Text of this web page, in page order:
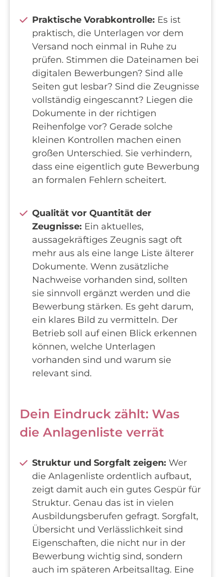
Praktische Vorabkontrolle: Es ist
praktisch, die Unterlagen vor dem
Versand noch einmal in Ruhe zu
prüfen. Stimmen die Dateinamen bei
digitalen Bewerbungen? Sind alle
Seiten gut lesbar? Sind die Zeugnisse
vollständig eingescannt? Liegen die
Dokumente in der richtigen
Reihenfolge vor? Gerade solche
kleinen Kontrollen machen einen
großen Unterschied. Sie verhindern,
dass eine eigentlich gute Bewerbung
an formalen Fehlern scheitert.
Qualität vor Quantität der
Zeugnisse: Ein aktuelles,
aussagekräftiges Zeugnis sagt oft
mehr aus als eine lange Liste älterer
Dokumente. Wenn zusätzliche
Nachweise vorhanden sind, sollten
sie sinnvoll ergänzt werden und die
Bewerbung stärken. Es geht darum,
ein klares Bild zu vermitteln. Der
Betrieb soll auf einen Blick erkennen
können, welche Unterlagen
vorhanden sind und warum sie
relevant sind.
Dein Eindruck zählt: Was
die Anlagenliste verrät
Struktur und Sorgfalt zeigen: Wer
die Anlagenliste ordentlich aufbaut,
zeigt damit auch ein gutes Gespür für
Struktur. Genau das ist in vielen
Ausbildungsberufen gefragt. Sorgfalt,
Übersicht und Verlässlichkeit sind
Eigenschaften, die nicht nur in der
Bewerbung wichtig sind, sondern
auch im späteren Arbeitsalltag. Eine